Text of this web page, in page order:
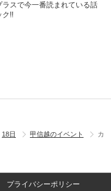
ラスで今一番読まれている話
ク!!
18日 甲信越のイベント
カ
プライバシーポリシー